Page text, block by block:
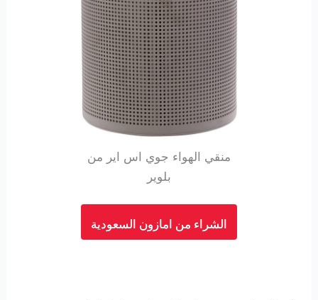
منقي الهواء جوي اس اير من
بلوير
الشراء من امازون السعودية